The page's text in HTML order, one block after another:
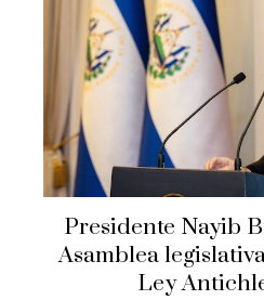
Presidente Nayib
Asamblea
Ley